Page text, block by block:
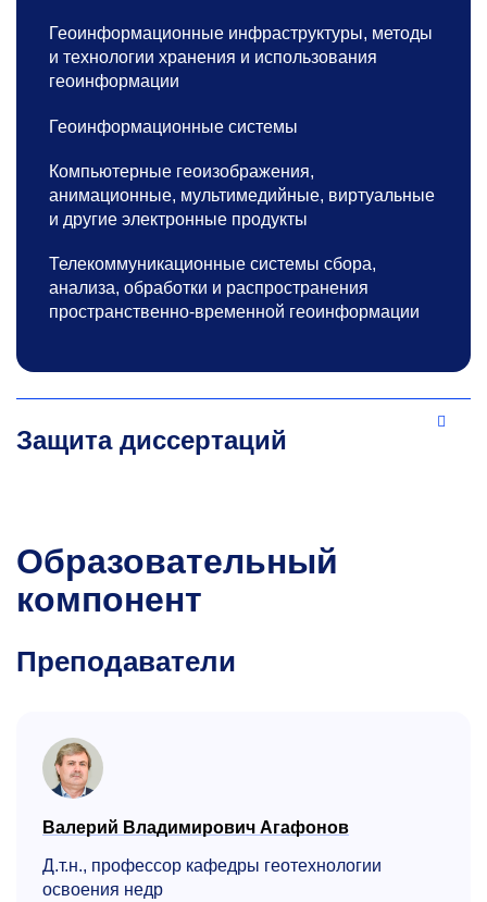
Геоинформационные инфраструктуры, методы
и технологии хранения и использования
геоинформации
Геоинформационные системы
Компьютерные геоизображения,
анимационные, мультимедийные, виртуальные
и другие электронные продукты
Телекоммуникационные системы сбора,
анализа, обработки и распространения
пространственно-временной геоинформации
Защита диссертаций
Образовательный
компонент
Преподаватели
Валерий Владимирович Агафонов
Д.т.н., профессор кафедры геотехнологии
освоения недр